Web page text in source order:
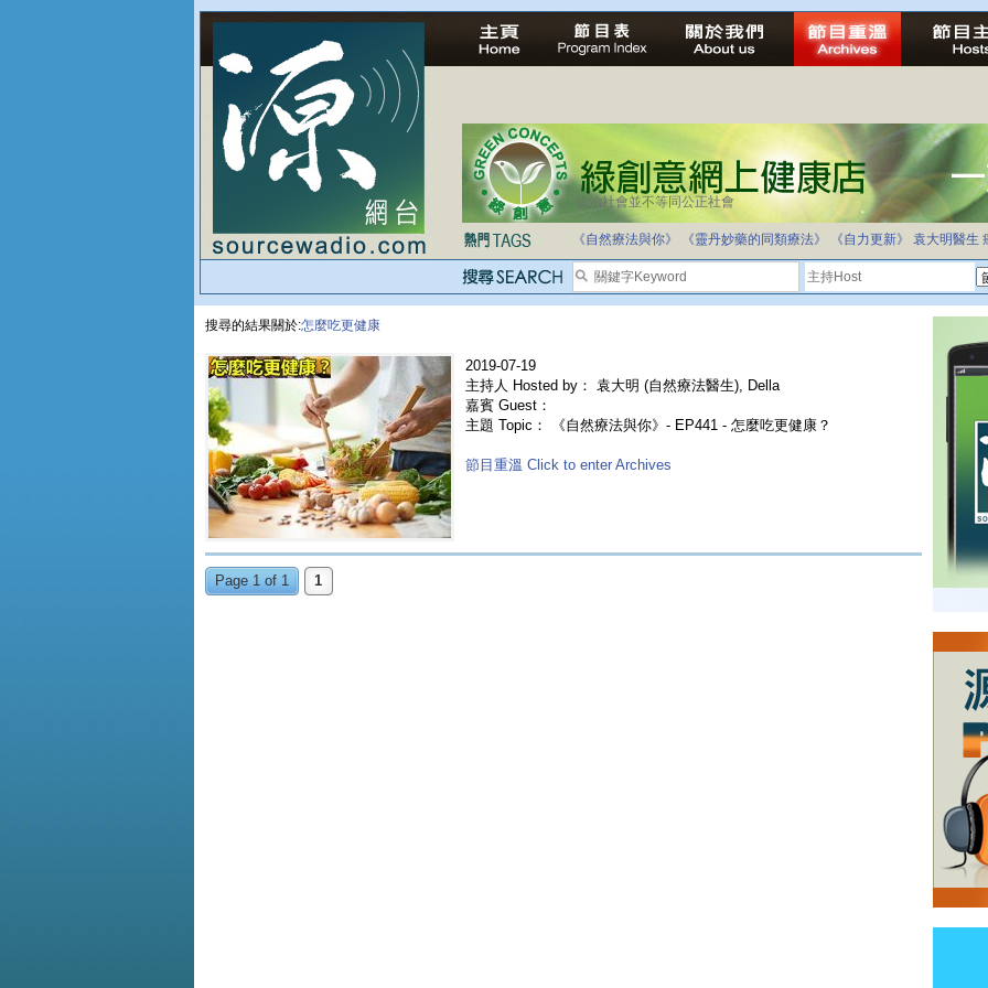
法治社會並不等同公正社會
《自然療法與你》 《靈丹妙藥的同類療法》 《自力更新》 袁大明醫生
搜尋的結果關於:怎麼吃更健康
2019-07-19
主持人 Hosted by： 袁大明 (自然療法醫生), Della
嘉賓 Guest：
主題 Topic： 《自然療法與你》- EP441 - 怎麼吃更健康？
節目重溫 Click to enter Archives
Page 1 of 1 1